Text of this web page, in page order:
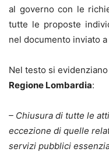
al governo con le
tutte le proposte
nel documento inviato a
Nel testo si
Regione Lombardia:
– Chiusura di tutte le
eccezione di quelle
servizi pubblici